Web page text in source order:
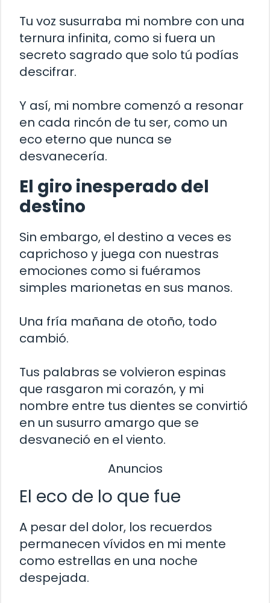
Tu voz susurraba mi nombre con una
ternura infinita, como si fuera un
secreto sagrado que solo tú podías
descifrar.
Y así, mi nombre comenzó a resonar
en cada rincón de tu ser, como un
eco eterno que nunca se
desvanecería.
El giro inesperado del
destino
Sin embargo, el destino a veces es
caprichoso y juega con nuestras
emociones como si fuéramos
simples marionetas en sus manos.
Una fría mañana de otoño, todo
cambió.
Tus palabras se volvieron espinas
que rasgaron mi corazón, y mi
nombre entre tus dientes se convirtió
en un susurro amargo que se
desvaneció en el viento.
Anuncios
El eco de lo que fue
A pesar del dolor, los recuerdos
permanecen vívidos en mi mente
como estrellas en una noche
despejada.